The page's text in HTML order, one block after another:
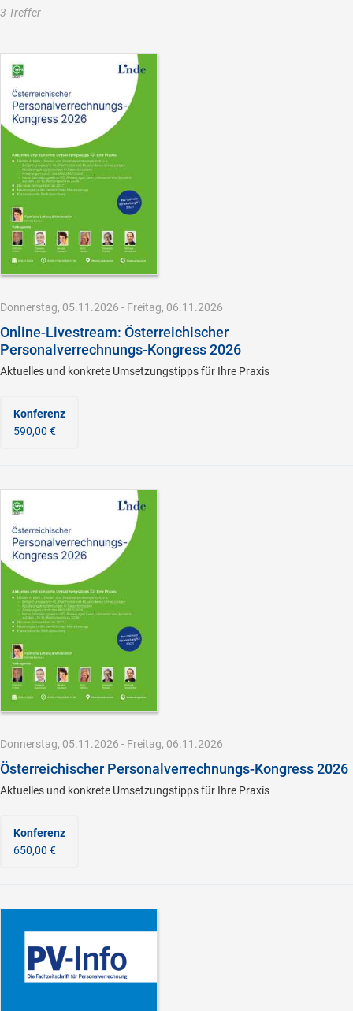
3 Treffer
Donnerstag, 05.11.2026 - Freitag, 06.11.2026
Online-Livestream: Österreichischer
Personalverrechnungs-Kongress 2026
Aktuelles und konkrete Umsetzungstipps für Ihre Praxis
Konferenz
590,00 €
Donnerstag, 05.11.2026 - Freitag, 06.11.2026
Österreichischer Personalverrechnungs-Kongress 2026
Aktuelles und konkrete Umsetzungstipps für Ihre Praxis
Konferenz
650,00 €